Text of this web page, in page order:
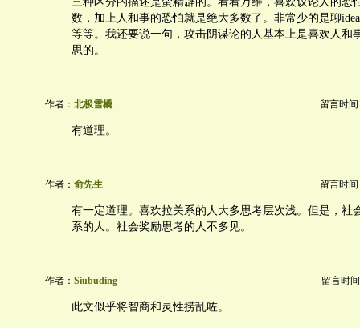
数，加上人和事的恐怕就是绝大多数了。非常少的是聊
等等。我还要说一句，攻击阴谋论的人基本上是喜欢人和
思的。
作者： 北极雪橇 留言时间
有道理。
作者： 俞先生 留言时间
有一定道理。喜欢拉关系的人大多思考层次浅。但是，社
系的人。社会奖励思考的人不多见。
作者： Siubuding 留言时
此文似乎将智商和灵性捞乱咗。